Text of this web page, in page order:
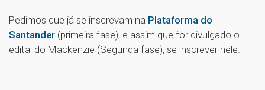
Pedimos que já se inscrevam na Plataforma do
Santander (primeira fase), e assim que for divulgado o
edital do Mackenzie (Segunda fase), se inscrever nele.